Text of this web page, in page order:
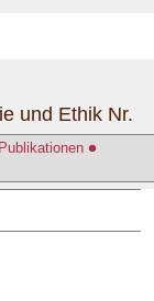
Publikationen
und Ethik Nr.